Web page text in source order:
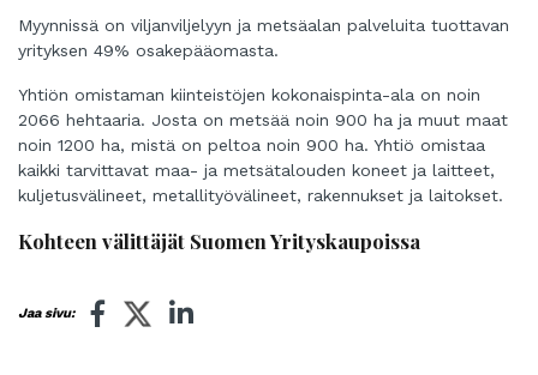
Myynnissä on viljanviljelyyn ja metsäalan palveluita tuottavan
yrityksen 49% osakepääomasta.
Yhtiön omistaman kiinteistöjen kokonaispinta-ala on noin
2066 hehtaaria. Josta on metsää noin 900 ha ja muut maat
noin 1200 ha, mistä on peltoa noin 900 ha. Yhtiö omistaa
kaikki tarvittavat maa- ja metsätalouden koneet ja laitteet,
kuljetusvälineet, metallityövälineet, rakennukset ja laitokset.
Kohteen välittäjät Suomen Yrityskaupoissa
Jaa sivu: